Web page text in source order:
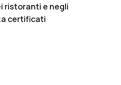
ristoranti e negli
certificati